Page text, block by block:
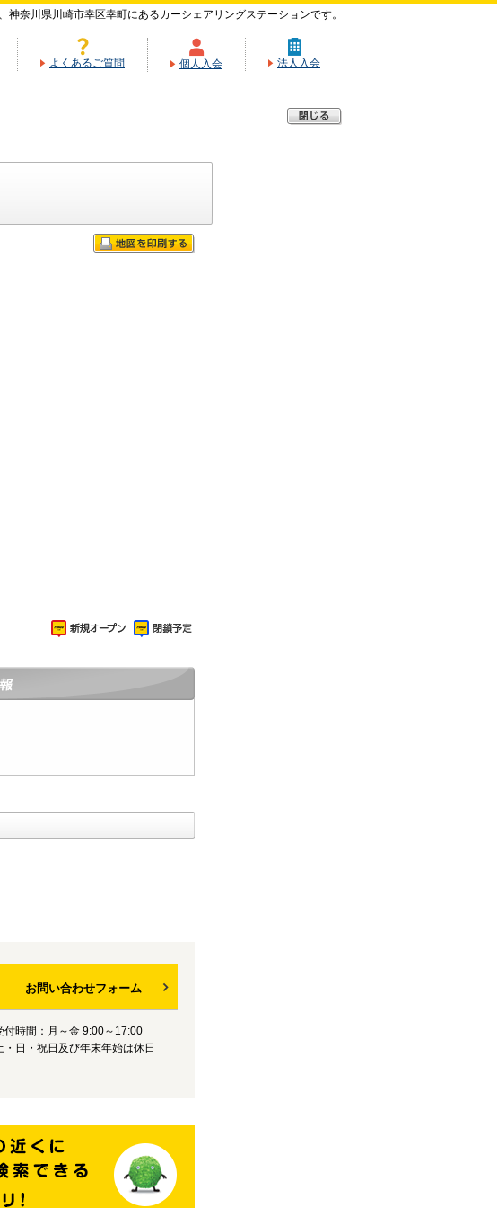
神奈川県川崎市幸区幸町にあるカーシェアリングステーションです。
よくあるご質問 個人入会 法人入会
お問い合わせフォーム
付時間：月～金 9:00～17:00
・日・祝日及び年末年始は休日